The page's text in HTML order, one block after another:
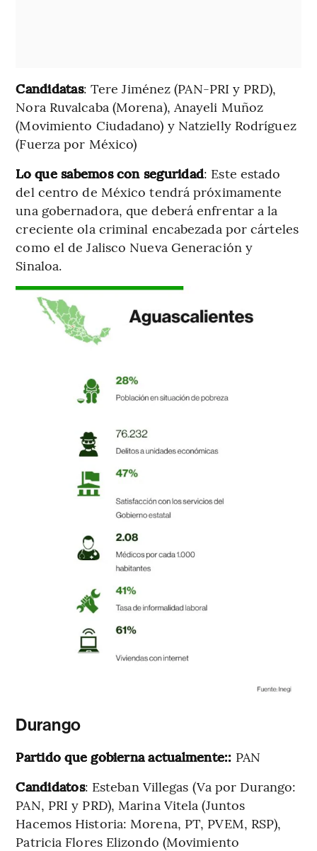
Candidatas: Tere Jiménez (PAN-PRI y PRD),
Nora Ruvalcaba (Morena), Anayeli Muñoz
(Movimiento Ciudadano) y Natzielly Rodríguez
(Fuerza por México)
Lo que sabemos con seguridad: Este estado
del centro de México tendrá próximamente
una gobernadora, que deberá enfrentar a la
creciente ola criminal encabezada por cárteles
como el de Jalisco Nueva Generación y
Sinaloa.
Durango
Partido que gobierna actualmente:: PAN
Candidatos: Esteban Villegas (Va por Durango:
PAN, PRI y PRD), Marina Vitela (Juntos
Hacemos Historia: Morena, PT, PVEM, RSP),
Patricia Flores Elizondo (Movimiento